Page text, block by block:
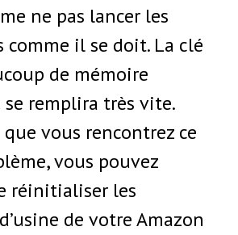
ne pas lancer les
il se doit. La clé
de mémoire
remplira très vite.
vous rencontrez ce
vous pouvez
réinitialiser les
de votre Amazon